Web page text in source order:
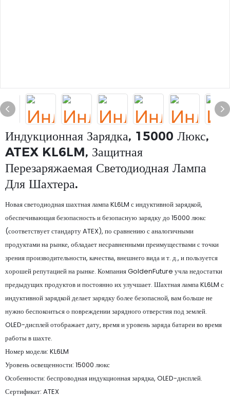
Индукционная Зарядка, 15000 Люкс,
ATEX KL6LM, Защитная
Перезаряжаемая Светодиодная Лампа
Для Шахтера.
Новая светодиодная шахтная лампа KL6LM с индуктивной зарядкой,
обеспечивающая безопасность и безопасную зарядку до 15000 люкс
(соответствует стандарту ATEX), по сравнению с аналогичными
продуктами на рынке, обладает несравненными преимуществами с точки
зрения производительности, качества, внешнего вида и т. д., и пользуется
хорошей репутацией на рынке. Компания GoldenFuture учла недостатки
предыдущих продуктов и постоянно их улучшает. Шахтная лампа KL6LM с
индуктивной зарядкой делает зарядку более безопасной, вам больше не
нужно беспокоиться о повреждении зарядного отверстия под землей.
OLED-дисплей отображает дату, время и уровень заряда батареи во время
работы в шахте.
Номер модели: KL6LM
Уровень освещенности: 15000 люкс
Особенности: беспроводная индукционная зарядка, OLED-дисплей.
Сертификат: ATEX